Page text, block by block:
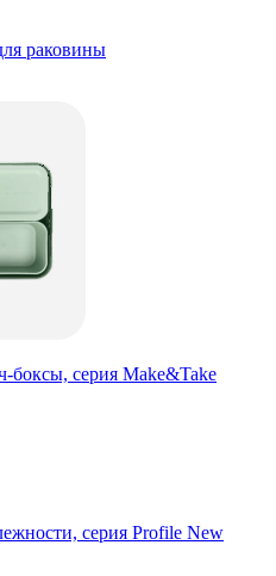
раковины
боксы, серия Make&Take
серия Profile New